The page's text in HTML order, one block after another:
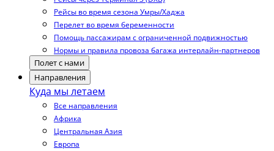
Рейсы во время сезона Умры/Хаджа
Перелет во время беременности
Помощь пассажирам с ограниченной подвижностью
Нормы и правила провоза багажа интерлайн-партнеров
Полет с нами
Направления
Куда мы летаем
Все направления
Африка
Центральная Азия
Европа